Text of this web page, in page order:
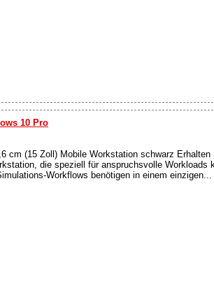
10 Pro
cm (15 Zoll) Mobile Workstation schwarz
die speziell für anspruchsvolle
Workflows benötigen in einem einzigen...